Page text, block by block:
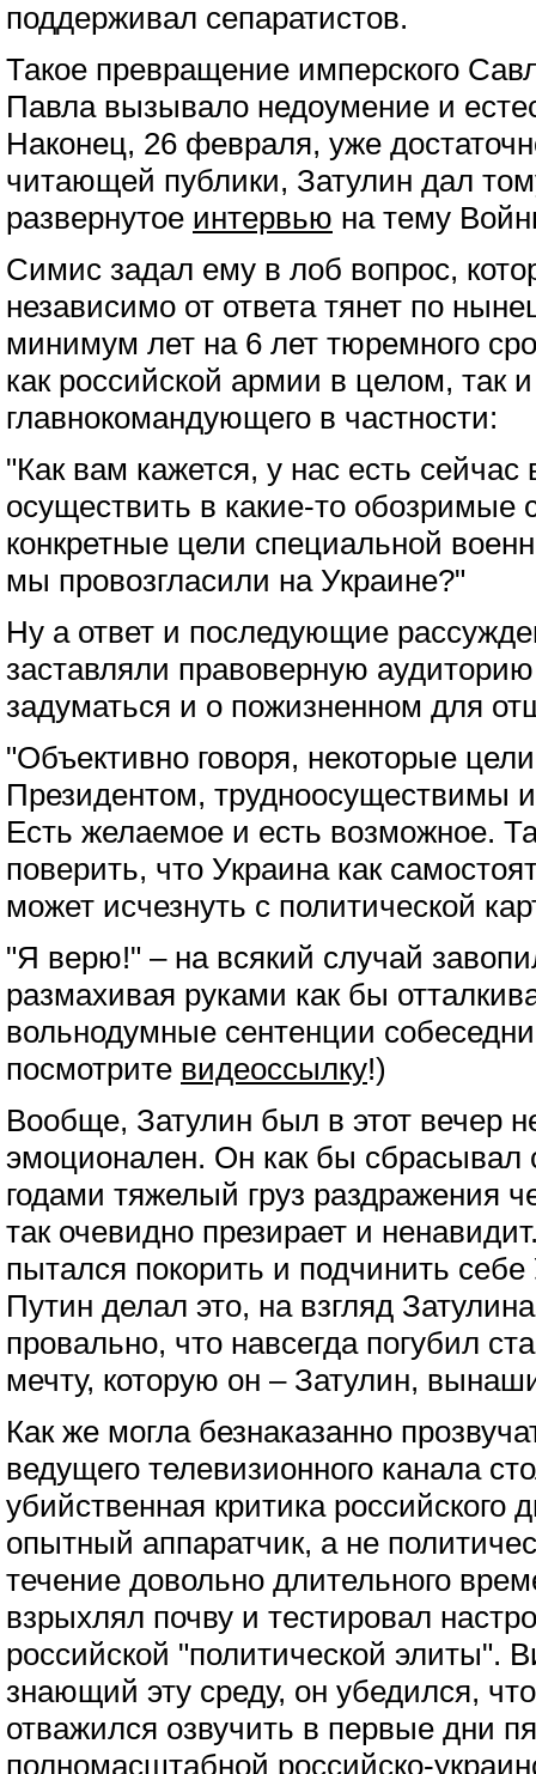
поддерживал сепаратистов.
Такое превращение имперского
Павла вызывало недоумение и
Наконец, 26 февраля, уже
читающей публики, Затулин дал
развернутое интервью на тему
Симис задал ему в лоб вопрос,
независимо от ответа тянет по
минимум лет на 6 лет тюремного
как российской армии в целом, так
главнокомандующего в частности:
"Как вам кажется, у нас есть сейчас
осуществить в какие-то обозримые
конкретные цели специальной
мы провозгласили на Украине?"
Ну а ответ и последующие
заставляли правоверную
задуматься и о пожизненном для
"Объективно говоря, некоторые
Президентом, трудноосуществимы
Есть желаемое и есть возможное.
поверить, что Украина как
может исчезнуть с политической
"Я верю!" – на всякий случай
размахивая руками как бы
вольнодумные сентенции
посмотрите видеоссылку!)
Вообще, Затулин был в этот вечер
эмоционален. Он как бы сбрасывал
годами тяжелый груз раздражения
так очевидно презирает и
пытался покорить и подчинить себе
Путин делал это, на взгляд
провально, что навсегда погубил
мечту, которую он – Затулин,
Как же могла безнаказанно
ведущего телевизионного канала
убийственная критика российского
опытный аппаратчик, а не
течение довольно длительного
взрыхлял почву и тестировал
российской "политической элиты".
знающий эту среду, он убедился,
отважился озвучить в первые дни
полномасштабной российско-